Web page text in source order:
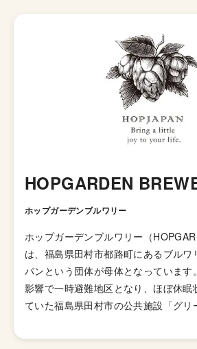
HOPGARDEN
ホップガーデンブルワリー
ホップガーデンブルワリー（
は、福島県田村市都路町にあるブルワ
パンという団体が母体となっています
影響で一時避難地区となり、ほぼ休眠
ていた福島県田村市の公共施設「グリ
は、単なるブルワリー経営だけでは